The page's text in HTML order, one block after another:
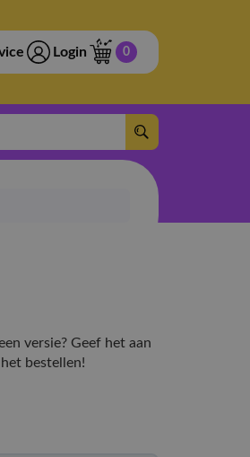
Login 0
versie? Geef het aan
bestellen!